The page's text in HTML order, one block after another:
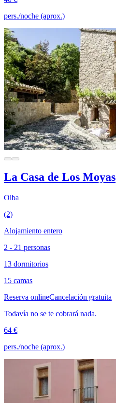
pers./noche (aprox.)
La Casa de Los Moyas
Olba
(2)
Alojamiento entero
2 - 21 personas
13 dormitorios
15 camas
Reserva onlineCancelación gratuita
Todavía no se te cobrará nada.
64 €
pers./noche (aprox.)